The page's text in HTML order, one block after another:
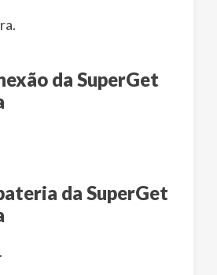
da SuperGet
da SuperGet